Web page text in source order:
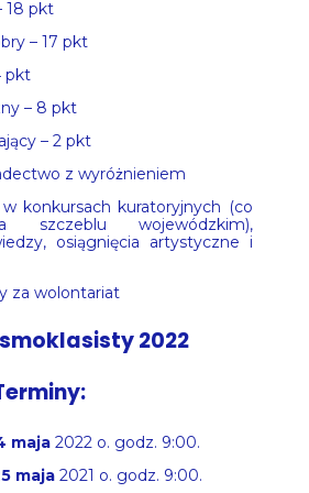
18 pkt
– 17 pkt
pkt
– 8 pkt
– 2 pkt
z wyróżnieniem
konkursach kuratoryjnych (co
szczeblu wojewódzkim),
osiągnięcia artystyczne i
za wolontariat
2022
maja2022 o. godz. 9:00.
maja2021 o. godz. 9:00.